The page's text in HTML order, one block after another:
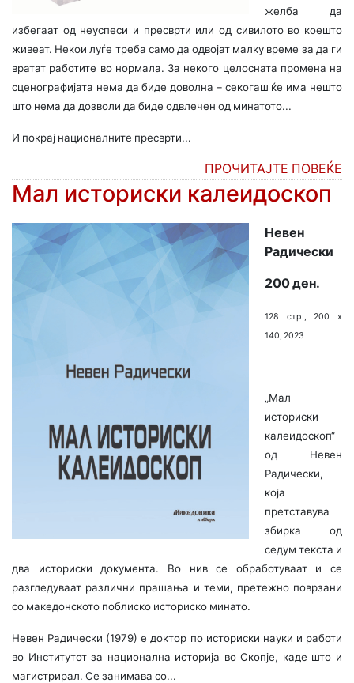
желба да
избегаат од неуспеси и пресврти или од сивилото во коешто
живеат. Некои луѓе треба само да одвојат малку време за да ги
вратат работите во нормала. За некого целосната промена на
сценографијата нема да биде доволна – секогаш ќе има нешто
што нема да дозволи да биде одвлечен од минатото...
И покрај националните пресврти...
ПРОЧИТАЈТЕ ПОВЕЌЕ
Мал историски калеидоскоп
Невен
Радически
200 ден.
128 стр., 200 х
140, 2023
„Мал
историски
калеидоскоп“
од Невен
Радически,
која
претставува
збирка од
седум текста и
два историски документа. Во нив се обработу­ваат и се
разгледуваат различни прашања и теми, претежно поврзани
со македонското поблиско историско минато.
Невен Радически (1979) е доктор по историски науки и работи
во Институтот за национална историја во Скопје, каде што и
магистрирал. Се занимава со...